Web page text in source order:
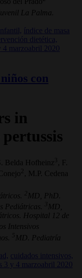
La Palma.
índice de masa
dietética,
4 marzoabril 2020
con
in
Belda Hofheinz 3
, F.
, M.P. Cedena
2 MD, PhD.
Pediátricas.
3 MD,
Hospital 12 de
Intensivos
5 MD. Pediatría
cuidados intensivos,
3 y 4 marzoabril 2020